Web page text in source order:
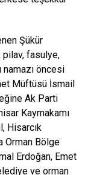
Şükür
fasulye,
namazı öncesi
Müftüsü İsmail
Ak Parti
Kaymakamı
Hisarcık
Orman Bölge
Erdoğan, Emet
ve orman